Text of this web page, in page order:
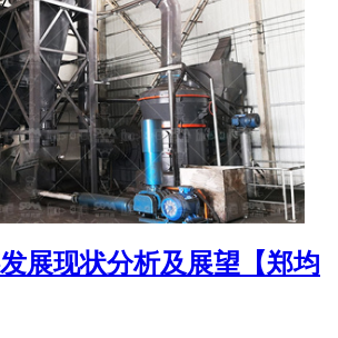
展现状分析及展望【郑均